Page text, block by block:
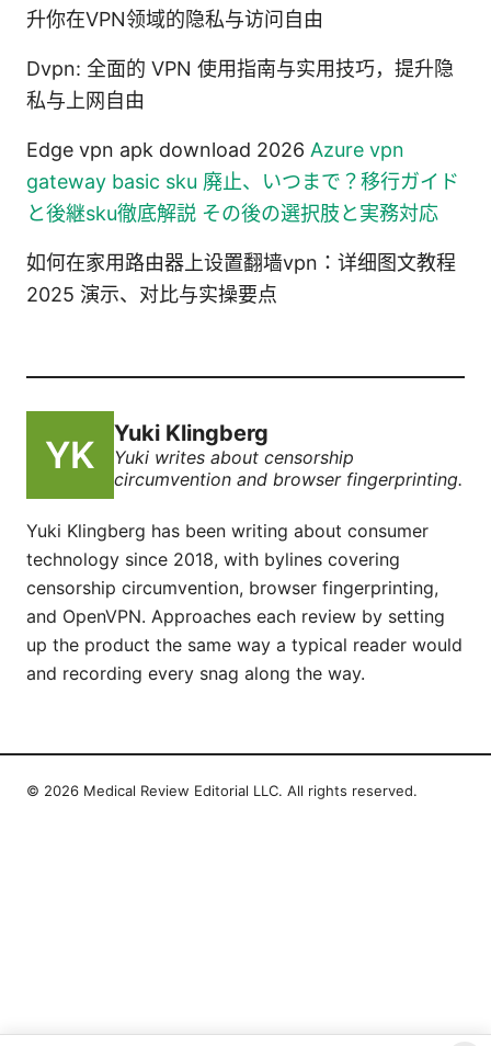
升你在VPN领域的隐私与访问自由
Dvpn: 全面的 VPN 使用指南与实用技巧，提升隐
私与上网自由
Edge vpn apk download 2026 Azure vpn
gateway basic sku 廃止、いつまで？移行ガイド
と後継sku徹底解説 その後の選択肢と実務対応
如何在家用路由器上设置翻墙vpn：详细图文教程
2025 演示、对比与实操要点
Yuki Klingberg
Yuki writes about censorship
circumvention and browser fingerprinting.
Yuki Klingberg has been writing about consumer
technology since 2018, with bylines covering
censorship circumvention, browser fingerprinting,
and OpenVPN. Approaches each review by setting
up the product the same way a typical reader would
and recording every snag along the way.
© 2026 Medical Review Editorial LLC. All rights reserved.